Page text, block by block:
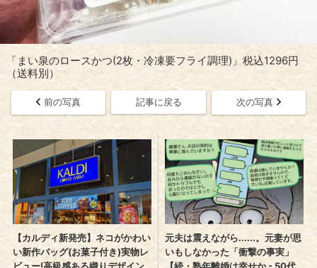
「まい泉のロースかつ(2枚・冷凍要フライ調理)」税込1296円
（送料別）
前の写真 記事に戻る 次の写真